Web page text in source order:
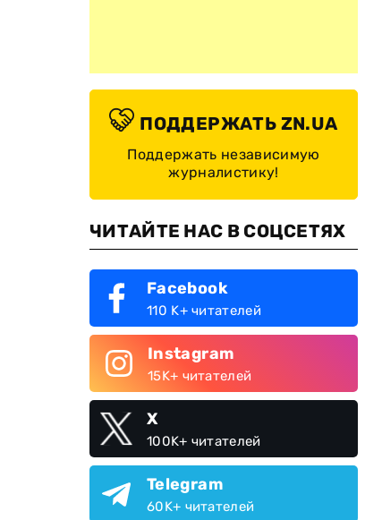
ПОДДЕРЖАТЬ ZN.UA
Поддержать независимую
журналистику!
ЧИТАЙТЕ НАС В СОЦСЕТЯХ
Facebook
110 K+ читателей
Instagram
15K+ читателей
X
100K+ читателей
Telegram
60K+ читателей